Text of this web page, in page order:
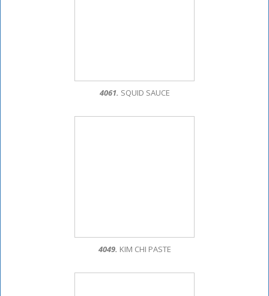
4061. SQUID SAUCE
4049. KIM CHI PASTE